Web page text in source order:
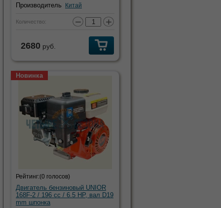
Производитель Китай
Количество: − +
2680 руб.
Новинка
Рейтинг:(0 голосов)
Двигатель бензиновый UNIOR
168F-2 / 196 cc / 6.5 HP, вал D19
mm шпонка